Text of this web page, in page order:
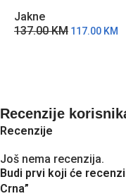
Jakne
137.00KM 117.00 KM
Recenzije
Recenzije
Još nema recenzija.
Budi prvi koji će
Crna”